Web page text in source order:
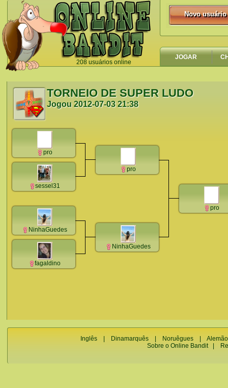
208 usuários online
`
Novo usuário
Novo usuário
JOGAR
TORNEIO DE SUPER LUDO
Jogou2012-07-03 21:38
pro
sessel31
NinhaGuedes
fagaldino
pro
NinhaGuedes
pro
Inglês Dinamarquês Noruêgues
Alemão
Sobre o Online Bandit|